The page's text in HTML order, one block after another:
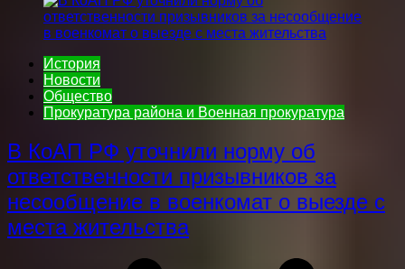
История
Новости
Общество
Прокуратура района и Военная прокуратура
В КоАП РФ уточнили норму об
ответственности призывников за
несообщение в военкомат о выезде с
места жительства